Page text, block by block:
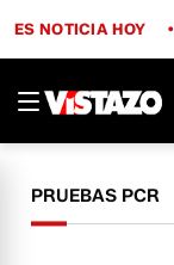
ES NOTICIA HOY
PRUEBAS PCR